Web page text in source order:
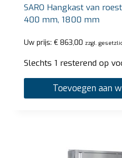
SARO Hangkast van
400 mm, 1800 mm
Uw prijs: €863,00 zzgl.
Slechts 1 resterend op
Toevoegen aan